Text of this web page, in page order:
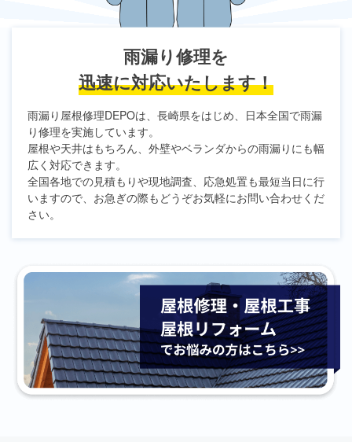
雨漏り修理を
迅速に対応いたします！
雨漏り屋根修理DEPOは、長崎県をはじめ、日本全国で雨漏
り修理を実施しています。
屋根や天井はもちろん、外壁やベランダからの雨漏りにも幅
広く対応できます。
全国各地での見積もりや現地調査、応急処置も最短当日に行
いますので、お急ぎの際もどうぞお気軽にお問い合わせくだ
さい。